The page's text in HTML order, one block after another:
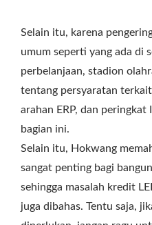
Selain itu, karena
umum seperti yang ada di
perbelanjaan, stadion
tentang persyaratan
arahan ERP, dan peringkat
bagian ini.
Selain itu, Hokwang
sangat penting bagi
sehingga masalah kredit
juga dibahas. Tentu saja,